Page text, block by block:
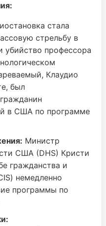
стала
стрельбу в
убийство профессора
Клаудио
был
в США по программе
Министр
США (DHS) Кристи
гражданства и
немедленно
программы по